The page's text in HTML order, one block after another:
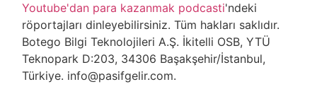
Youtube'dan para kazanmak podcasti'ndeki
röportajları dinleyebilirsiniz. Tüm hakları saklıdır.
Botego Bilgi Teknolojileri A.Ş. İkitelli OSB, YTÜ
Teknopark D:203, 34306 Başakşehir/İstanbul,
Türkiye. info@pasifgelir.com.